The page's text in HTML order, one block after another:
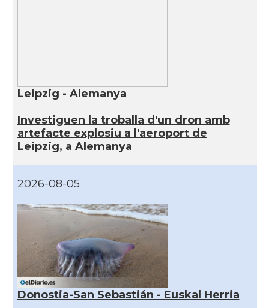
Leipzig - Alemanya
Investiguen la troballa d'un dron amb
artefacte explosiu a l'aeroport de
Leipzig, a Alemanya
2026-08-05
Donostia-San Sebastián - Euskal Herria